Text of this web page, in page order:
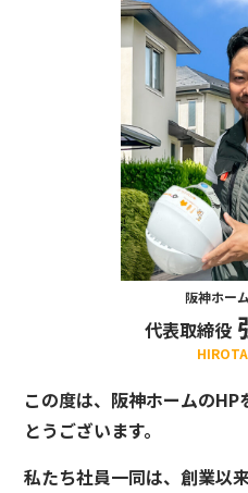
阪神ホー
代表取締役
この度は、阪神ホームの
とうございます。
私たち社員一同は、創業以